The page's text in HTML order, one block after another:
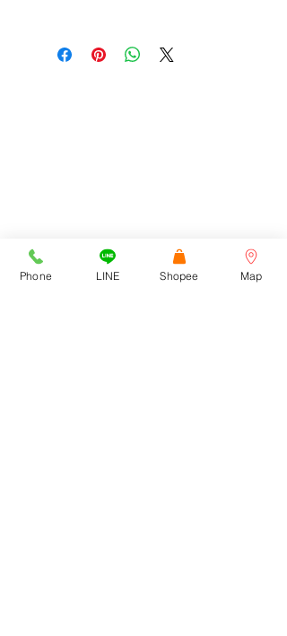
Tel : 092-272-6762, 092-516-9366
Line : Cortezwatches
cortezwatches@gmail.com
Tel:092-516-9366
Phone LINE Shopee Map